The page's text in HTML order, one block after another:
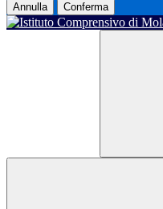
Annulla Conferma